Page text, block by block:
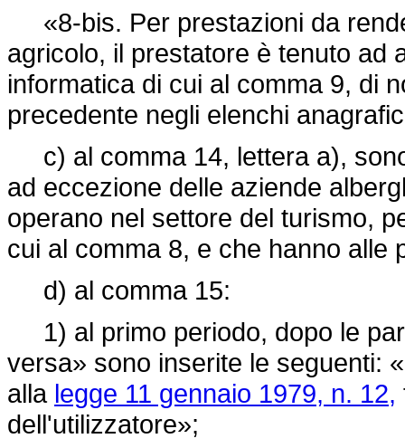
«8-bis. Per prestazioni da
agricolo, il prestatore è tenuto ad
informatica di cui al comma 9, di
precedente negli elenchi
c) al comma 14, lettera a),
ad eccezione delle aziende
operano nel settore del turismo,
cui al comma 8, e che hanno alle
d) al comma 15:
1) al primo periodo, dopo le
versa» sono inserite le seguenti:
alla legge 11 gennaio 1979, n. 12,
dell'utilizzatore»;